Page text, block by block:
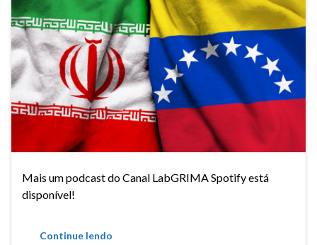
Mais um podcast do Canal LabGRIMA Spotify está
disponível!
Continue lendo